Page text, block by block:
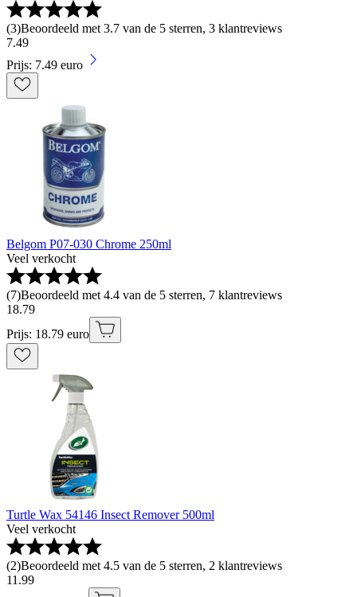
(3)Beoordeeld met 3.7 van de 5 sterren, 3 klantreviews
7.49
Prijs: 7.49 euro
Belgom P07-030 Chrome 250ml
Veel verkocht
(7)Beoordeeld met 4.4 van de 5 sterren, 7 klantreviews
18.79
Prijs: 18.79 euro
Turtle Wax 54146 Insect Remover 500ml
Veel verkocht
(2)Beoordeeld met 4.5 van de 5 sterren, 2 klantreviews
11 .99